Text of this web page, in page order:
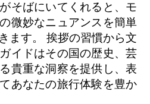
そばにいてくれると、モ
微妙なニュアンスを簡単
ます。 挨拶の習慣から文
イドはその国の歴史、芸
貴重な洞察を提供し、表
あなたの旅行体験を豊か